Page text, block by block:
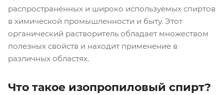
распространённых и широко используемых спиртов
в химической промышленности и быту. Этот
органический растворитель обладает множеством
полезных свойств и находит применение в
различных областях.
Что такое изопропиловый спирт?